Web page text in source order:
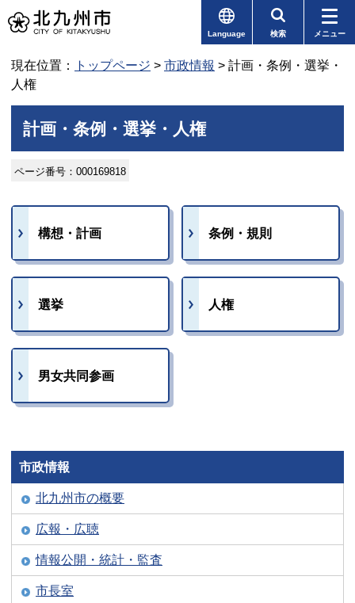
Language 検索 メニュー
現在位置： トップページ > 市政情報 > 計画・条例・選挙・
人権
計画・条例・選挙・人権
ページ番号：000169818
構想・計画 条例・規則
選挙 人権
男女共同参画
市政情報
北九州市の概要
広報・広聴
情報公開・統計・監査
市長室